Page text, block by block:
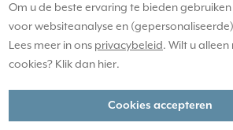
Om u de beste ervaring te bieden
voor websiteanalyse en
Lees meer in ons privacybeleid. Wilt u
cookies? Klik dan hier.
Cookies accepteren